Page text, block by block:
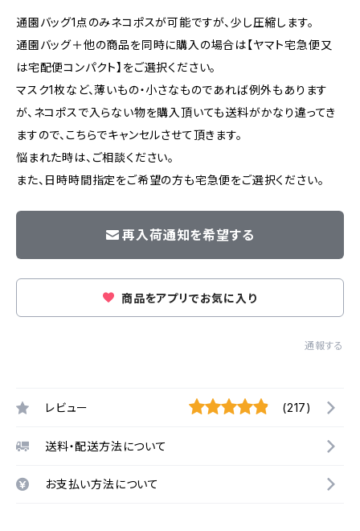
通園バッグ1点のみネコポスが可能ですが、少し圧縮します。
通園バッグ＋他の商品を同時に購入の場合は【ヤマト宅急便又
は宅配便コンパクト】をご選択ください。
マスク1枚など、薄いもの・小さなものであれば例外もあります
が、ネコポスで入らない物を購入頂いても送料がかなり違ってき
ますので、こちらでキャンセルさせて頂きます。
悩まれた時は、ご相談ください。
また、日時時間指定をご希望の方も宅急便をご選択ください。
再入荷通知を希望する
商品をアプリでお気に入り
通報する
レビュー (217)
送料・配送方法について
お支払い方法について